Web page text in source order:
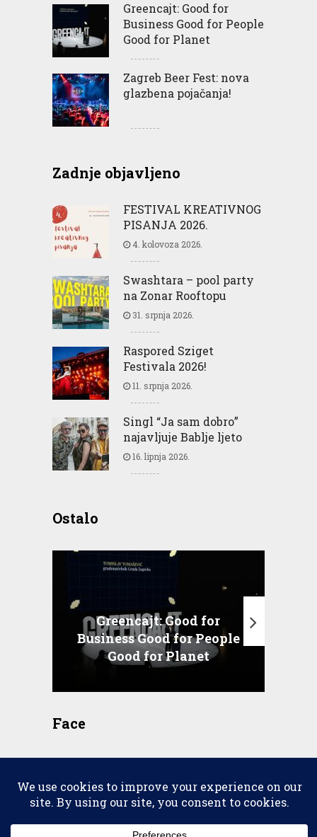
Greencajt: Good for
Business Good for People
Good for Planet
Zagreb Beer Fest: nova
glazbena pojačanja!
Zadnje objavljeno
FESTIVAL KREATIVNOG
PISANJA 2026.
4. kolovoza 2026.
Swashtara – pool party
na Zonar Rooftopu
31. srpnja 2026.
Raspored Sziget
Festivala 2026!
11. srpnja 2026.
Singl “Ja sam dobro”
najavljuje Bablje ljeto
16. lipnja 2026.
Ostalo
Greencajt: Good for
Business Good for People
Good for Planet
Face